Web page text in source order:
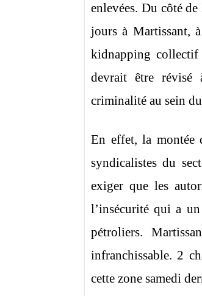
enlevées. Du côté
jours à Martissant,
kidnapping
devrait être révisé
criminalité au sein
En effet, la montée
syndicalistes du
exiger que les
l’insécurité qui a
pétroliers.
infranchissable. 2
cette zone samedi